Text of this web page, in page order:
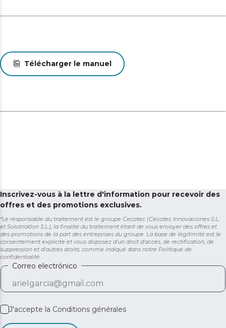
Télécharger le manuel
Inscrivez-vous à la lettre d'information pour recevoir des
offres et des promotions exclusives.
*Le responsable du traitement est le groupe Cecotec (Cecotec Innovaciones S.L.
et Solotriatlon S.L.), la finalité du traitement étant de vous envoyer des offres et
des promotions de la part des entreprises du groupe. La base de légitimité est le
consentement explicite et vous disposez d'un droit d'accès, de rectification, de
suppression et d'autres droits, comme indiqué dans notre Politique de
confidentialité
Correo electrónico
J'accepte la Conditions générales